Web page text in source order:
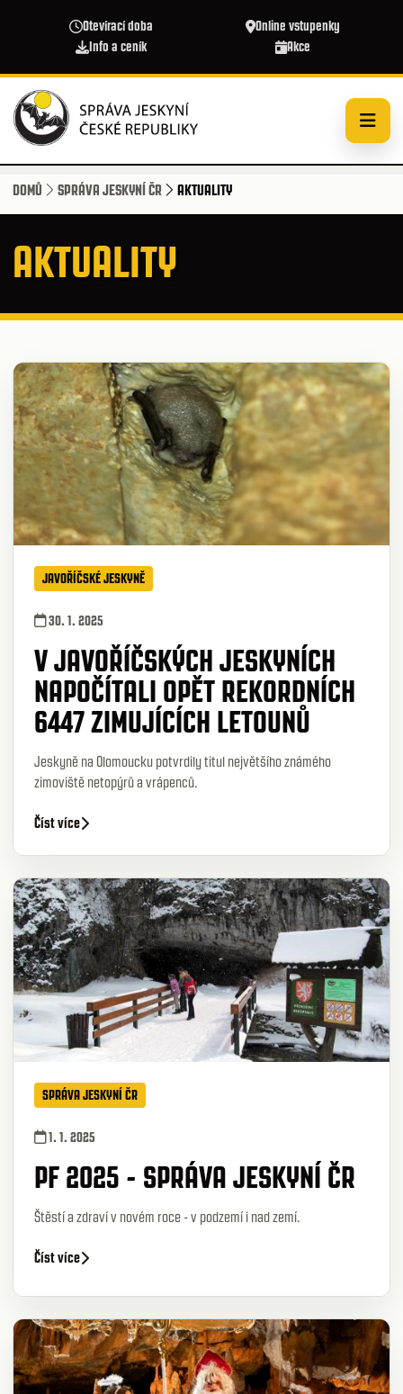
Otevírací doba
Online vstupenky
Info a ceník
Akce
DOMŮ SPRÁVA JESKYNÍ ČR AKTUALITY
AKTUALITY
JAVOŘÍČSKÉ JESKYNĚ
30. 1. 2025
V JAVOŘÍČSKÝCH JESKYNÍCH
NAPOČÍTALI OPĚT REKORDNÍCH
6447 ZIMUJÍCÍCH LETOUNŮ
Jeskyně na Olomoucku potvrdily titul největšího známého
zimoviště netopýrů a vrápenců.
Číst více
SPRÁVA JESKYNÍ ČR
1. 1. 2025
PF 2025 - SPRÁVA JESKYNÍ ČR
Štěstí a zdraví v novém roce - v podzemí i nad zemí.
Číst více